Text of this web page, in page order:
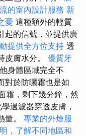
的室內設計服務 新
憂 這種額外的輕質
起的信號，並提供廣
提供全方位支持 透
皮膚水分。 優質牙
身體區域完全不
對於防曬霜也是如
霜，剩下幾分鐘，然
過濾器穿透皮膚，
量。 專業的外燴服
，了解不同地區和